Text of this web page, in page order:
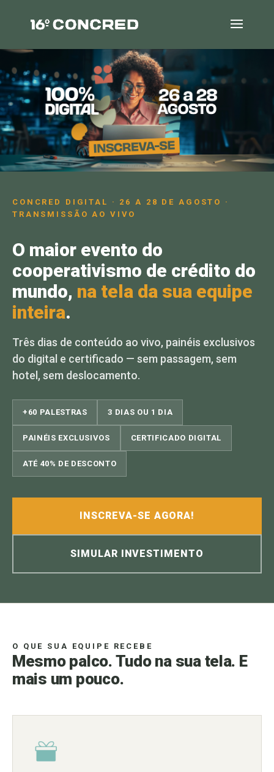
CONCRED DIGITAL · 26 A 28 DE AGOSTO ·
TRANSMISSÃO AO VIVO
O maior evento do
cooperativismo de crédito do
mundo, na tela da sua equipe
inteira.
Três dias de conteúdo ao vivo, painéis exclusivos
do digital e certificado — sem passagem, sem
hotel, sem deslocamento.
+60 PALESTRAS 3 DIAS OU 1 DIA
PAINÉIS EXCLUSIVOS CERTIFICADO DIGITAL
ATÉ 40% DE DESCONTO
INSCREVA-SE AGORA!
SIMULAR INVESTIMENTO
O QUE SUA EQUIPE RECEBE
Mesmo palco. Tudo na sua tela. E
mais um pouco.